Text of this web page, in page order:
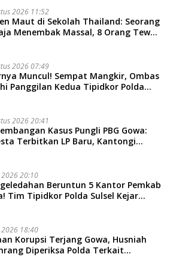
2026 11:52
Maut di Sekolah Thailand: Seorang
Menembak Massal, 8 Orang Tewas
2026 07:49
Muncul! Sempat Mangkir, Ombas
Panggilan Kedua Tipidkor Polda
2026 20:41
Kasus Pungli PBG Gowa:
Terbitkan LP Baru, Kantongi
2026 20:10
Beruntun 5 Kantor Pemkab
Tim Tipidkor Polda Sulsel Kejar
2026 18:40
Korupsi Terjang Gowa, Husniah
Diperiksa Polda Terkait